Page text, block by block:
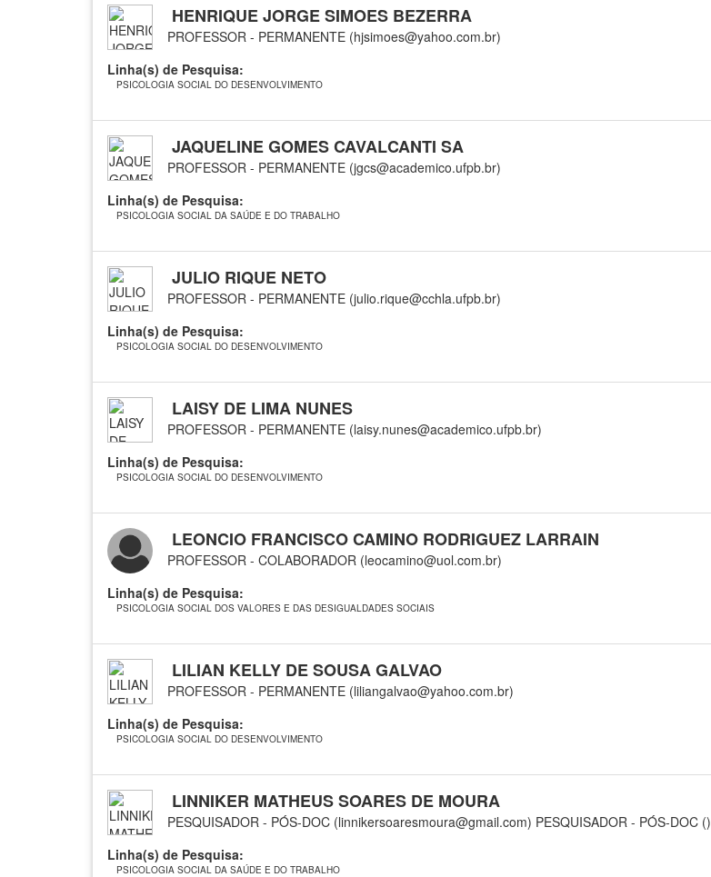
HENRIQUE JORGE SIMOES BEZERRA
PROFESSOR - PERMANENTE (hjsimoes@yahoo.com.br)
Linha(s) de Pesquisa:
PSICOLOGIA SOCIAL DO DESENVOLVIMENTO
JAQUELINE GOMES CAVALCANTI SA
PROFESSOR - PERMANENTE (jgcs@academico.ufpb.br)
Linha(s) de Pesquisa:
PSICOLOGIA SOCIAL DA SAÚDE E DO TRABALHO
JULIO RIQUE NETO
PROFESSOR - PERMANENTE (julio.rique@cchla.ufpb.br)
Linha(s) de Pesquisa:
PSICOLOGIA SOCIAL DO DESENVOLVIMENTO
LAISY DE LIMA NUNES
PROFESSOR - PERMANENTE (laisy.nunes@academico.ufpb.br)
Linha(s) de Pesquisa:
PSICOLOGIA SOCIAL DO DESENVOLVIMENTO
LEONCIO FRANCISCO CAMINO RODRIGUEZ LARRAIN
PROFESSOR - COLABORADOR (leocamino@uol.com.br)
Linha(s) de Pesquisa:
PSICOLOGIA SOCIAL DOS VALORES E DAS DESIGUALDADES SOCIAIS
LILIAN KELLY DE SOUSA GALVAO
PROFESSOR - PERMANENTE (liliangalvao@yahoo.com.br)
Linha(s) de Pesquisa:
PSICOLOGIA SOCIAL DO DESENVOLVIMENTO
LINNIKER MATHEUS SOARES DE MOURA
PESQUISADOR - PÓS-DOC (linnikersoaresmoura@gmail.com) PESQUISADOR - PÓS-DOC ()
Linha(s) de Pesquisa:
PSICOLOGIA SOCIAL DA SAÚDE E DO TRABALHO